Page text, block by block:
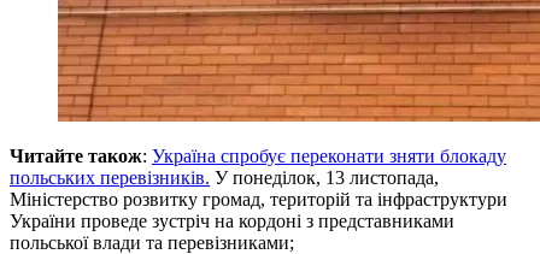
Читайте також: Україна спробує переконати зняти блокаду
польських перевізників. У понеділок, 13 листопада,
Міністерство розвитку громад, територій та інфраструктури
України проведе зустріч на кордоні з представниками
польської влади та перевізниками;